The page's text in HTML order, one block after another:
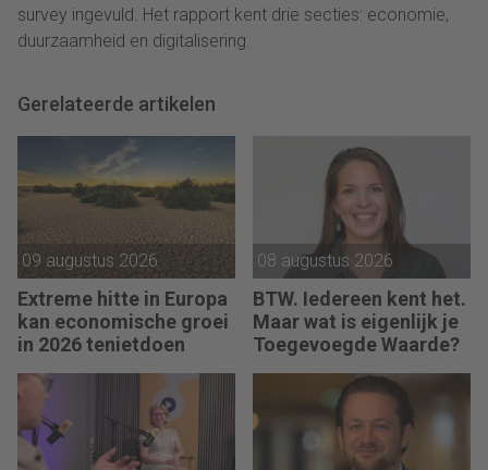
survey ingevuld. Het rapport kent drie secties: economie,
duurzaamheid en digitalisering.
Gerelateerde artikelen
09 augustus 2026
Extreme hitte in Europa
kan economische groei
in 2026 tenietdoen
08 augustus 2026
BTW. Iedereen kent het.
Maar wat is eigenlijk je
Toegevoegde Waarde?